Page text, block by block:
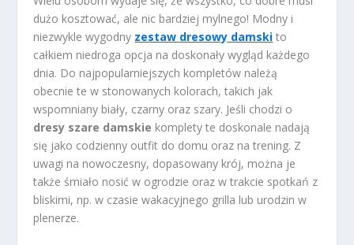
dużo kosztować, ale nic bardziej mylnego! Modny i
niezwykle wygodny zestaw dresowy damski to
całkiem niedroga opcja na doskonały wygląd każdego
dnia. Do najpopularniejszych kompletów należą
obecnie te w stonowanych kolorach, takich jak
wspomniany biały, czarny oraz szary. Jeśli chodzi o
dresy szare damskie komplety te doskonale nadają
się jako codzienny outfit do domu oraz na trening. Z
uwagi na nowoczesny, dopasowany krój, można je
także śmiało nosić w ogrodzie oraz w trakcie spotkań z
bliskimi, np. w czasie wakacyjnego grilla lub urodzin w
plenerze.